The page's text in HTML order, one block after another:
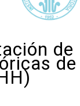
de
de